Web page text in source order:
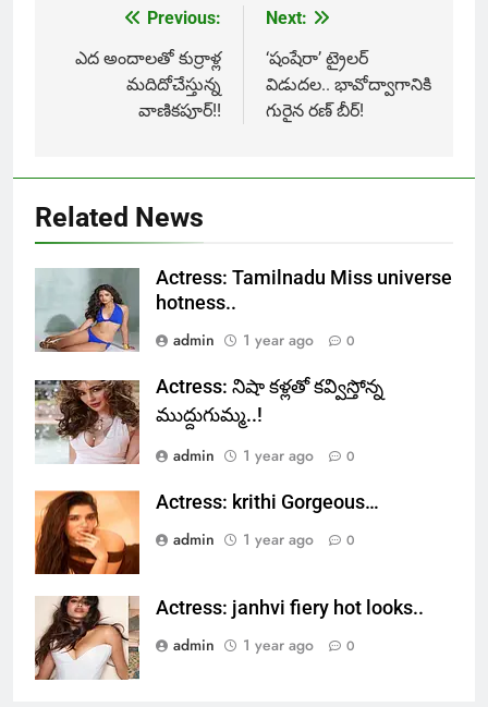
navigation
Previous:
ఎద అందాలతో కుర్రాళ్ల
మదిదోచేస్తున్న
వాణికపూర్!!
Next:
‘షంషేరా’ ట్రైలర్
విడుదల.. భావోద్వాగానికి
గురైన రణ్ బీర్!
Related News
Actress: Tamilnadu Miss universe
hotness..
admin
1 year ago 0
Actress: నిషా కళ్లతో కవ్విస్తోన్న
ముద్దుగుమ్మ..!
admin
1 year ago 0
Actress: krithi Gorgeous…
admin
1 year ago 0
Actress: janhvi fiery hot looks..
admin
1 year ago 0